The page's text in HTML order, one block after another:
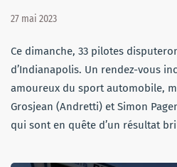
27 mai 2023
Ce dimanche, 33 pilotes
d’Indianapolis. Un rendez-vous
amoureux du sport automobile,
Grosjean (Andretti) et Simon
qui sont en quête d’un résultat